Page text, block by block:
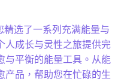
精选了一系列充满能量与
人成长与灵性之旅提供完
与平衡的能量工具。从能
产品，帮助您在忙碌的生